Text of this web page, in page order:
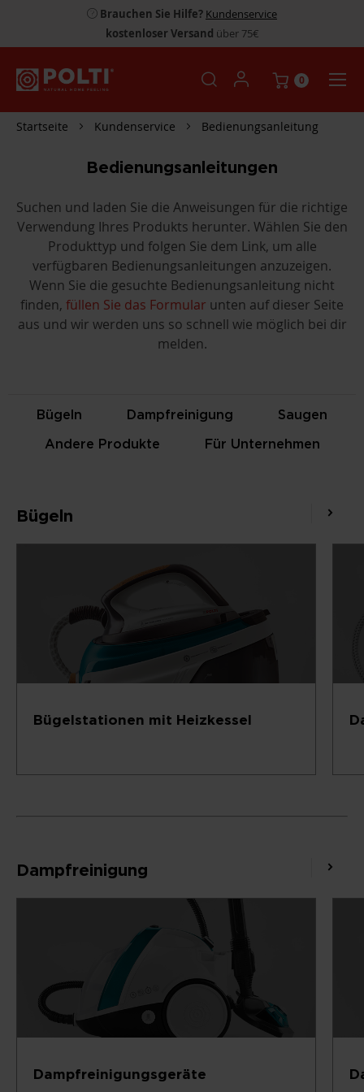
Brauchen Sie Hilfe? Kundenservice
kostenloser Versand über 75€
0
Startseite Kundenservice Bedienungsanleitung
Bedienungsanleitungen
Suchen und laden Sie die Anweisungen für die richtige
Verwendung Ihres Produkts herunter. Wählen Sie den
Produkttyp und folgen Sie dem Link, um alle
verfügbaren Bedienungsanleitungen anzuzeigen.
Wenn Sie die gesuchte Bedienungsanleitung nicht
finden, füllen Sie das Formular unten auf dieser Seite
aus und wir werden uns so schnell wie möglich bei dir
melden.
Bügeln Dampfreinigung
Saugen
Andere Produkte
Für Unternehmen
Bügeln
Bügelstationen mit Heizkessel
Dampfreinigung
Dampfreinigungsgeräte